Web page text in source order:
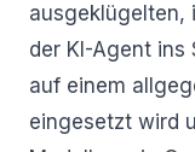
ausgeklügelten,
der KI-Agent ins
auf einem
eingesetzt wird